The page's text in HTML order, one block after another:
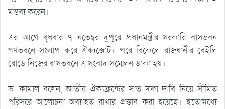
মন্তব্য করেন।
এর আগে বুধবার ৭ নভেম্বর দুপুরে প্রধানমন্ত্রীর সরকারি বাসভবন
গণভবনে সংলাপ করে ঐক্যজোট। পরে বিকেলে রাজধানীর বেইলি
রোডে নিজের বাসভবনে এ সংবাদ সম্মেলন ডাকা হয়।
ড. কামাল বলেন, জাতীয় ঐক্যফ্রন্টের সাত দফা দাবি নিয়ে সীমিত
পরিসরে আলোচনা অব্যাহত রাখার প্রস্তাব করা হয়েছে। ইতোমধ্যে